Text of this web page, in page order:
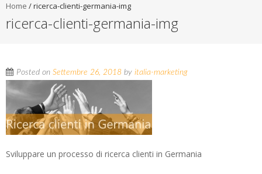
Home /ricerca-clienti-germania-img
ricerca-clienti-germania-img
Posted on Settembre 26, 2018 by italia-marketing
Sviluppare un processo di ricerca clienti in Germania